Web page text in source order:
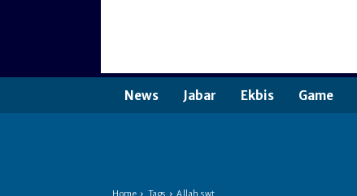
News Jabar Ekbis Game